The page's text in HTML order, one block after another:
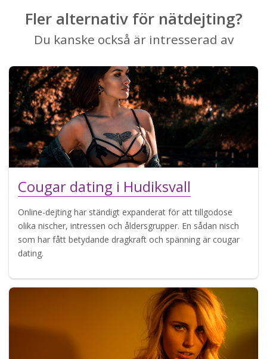
Fler alternativ för nätdejting?
Du kanske också är intresserad av
Cougar dating i Hudiksvall
Online-dejting har ständigt expanderat för att tillgodose
olika nischer, intressen och åldersgrupper. En sådan nisch
som har fått betydande dragkraft och spänning är cougar
dating.